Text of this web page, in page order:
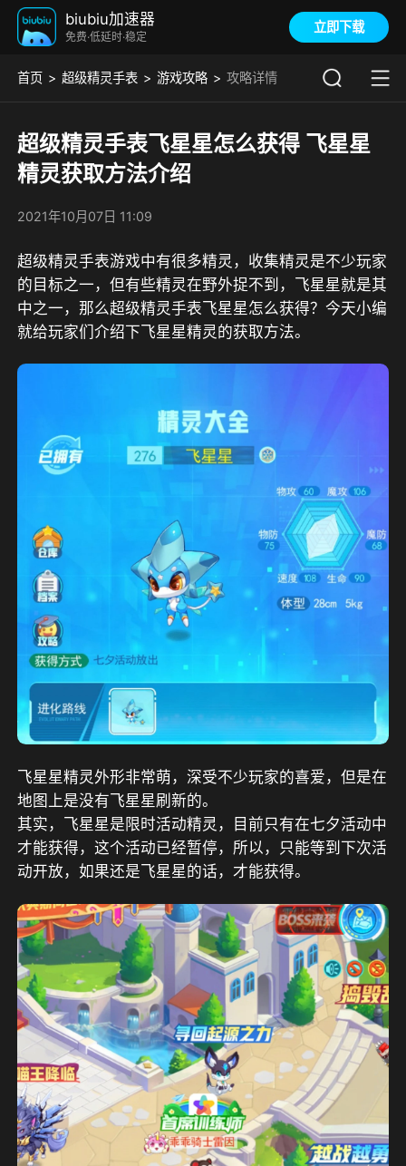
biubiu加速器
免费·低延时·稳定
立即下载
首页 超级精灵手表 游戏攻略 攻略详情
超级精灵手表飞星星怎么获得 飞星星
精灵获取方法介绍
2021年10月07日 11:09
超级精灵手表游戏中有很多精灵，收集精灵是不少玩家
的目标之一，但有些精灵在野外捉不到，飞星星就是其
中之一，那么超级精灵手表飞星星怎么获得？今天小编
就给玩家们介绍下飞星星精灵的获取方法。
飞星星精灵外形非常萌，深受不少玩家的喜爱，但是在
地图上是没有飞星星刷新的。
其实，飞星星是限时活动精灵，目前只有在七夕活动中
才能获得，这个活动已经暂停，所以，只能等到下次活
动开放，如果还是飞星星的话，才能获得。